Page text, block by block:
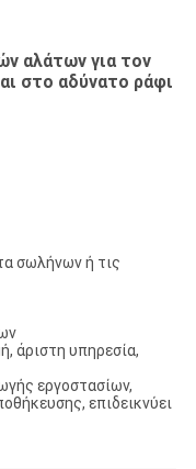
αλάτων για τον
στο αδύνατο ράφι
σωλήνων ή τις
άριστη υπηρεσία,
εργοστασίων,
επιδεικνύει